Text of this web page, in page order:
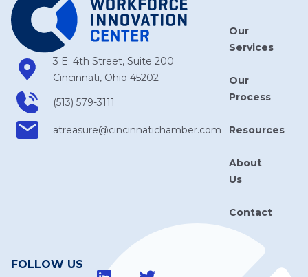
3 E. 4th Street, Suite 200
Cincinnati, Ohio 45202
(513) 579-3111
atreasure​@cincinnatichamber​.com
Our
Services
Our
Process
Resources
About
Us
Contact
FOLLOW US